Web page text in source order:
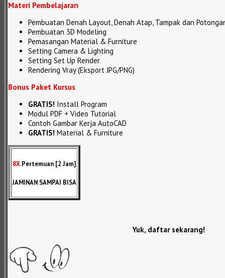
Materi Pembelajaran
Pembuatan Denah Layout, Denah Atap, Tampak dan
Pembuatan 3D Modeling
Pemasangan Material & Furniture
Setting Camera & Lighting
Setting Set Up Render
Rendering Vray (Eksport JPG/PNG)
Bonus Paket Kursus
GRATIS! Install Program
Modul PDF + Video Tutorial
Contoh Gambar Kerja AutoCAD
GRATIS! Material & Furniture
8X Pertemuan [2 Jam]
JAMINAN SAMPAI BISA
Yuk, daftar sekarang!